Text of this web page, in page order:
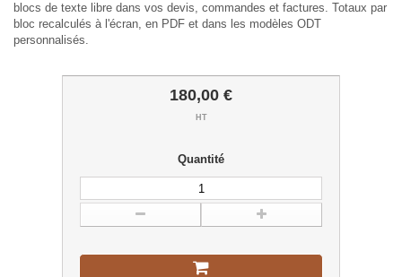
blocs de texte libre dans vos devis, commandes et factures. Totaux par
bloc recalculés à l'écran, en PDF et dans les modèles ODT
personnalisés.
180,00 €
HT
Quantité